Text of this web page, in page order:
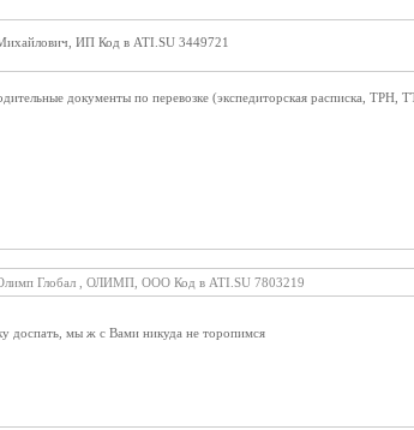
ИП Код в ATI.SU 3449721
документы по перевозке (экспедиторская расписка, ТРН,
Глобал , ОЛИМП, ООО Код в ATI.SU 7803219
доспать, мы ж с Вами никуда не торопимся